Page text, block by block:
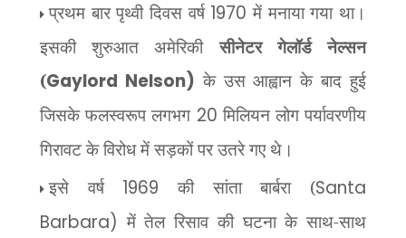
प्रथम बार पृथ्वी दिवस वर्ष 1970 में मनाया गया था।
इसकी शुरुआत अमेरिकीसीनेटर गेलॉर्ड नेल्सन
(Gaylord Nelson) के उस आह्वान के बाद हुई
जिसके फलस्वरूप लगभग 20 मिलियन लोग पर्यावरणीय
गिरावट के विरोध में सड़कों पर उतरे गए थे।
इसे वर्ष 1969 की सांता बार्बरा (Santa
Barbara) में तेल रिसाव की घटना के साथ-साथ